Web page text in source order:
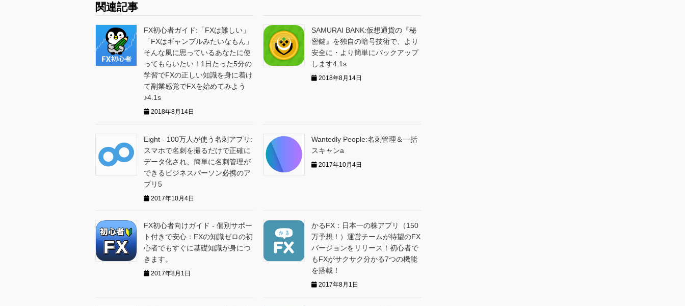
関連記事
FX初心者ガイド:「FXは難しい」
「FXはギャンブルみたいなもん」
そんな風に思っているあなたに使
ってもらいたい！1日たった5分の
学習でFXの正しい知識を身に着け
て副業感覚でFXを始めてみよう
♪4.1s
2018年8月14日
SAMURAI BANK:仮想通貨の『秘
密鍵』を独自の暗号技術で、より
安全に・より簡単にバックアップ
します4.1s
2018年8月14日
Eight - 100万人が使う名刺アプリ:
スマホで名刺を撮るだけで正確に
データ化され、簡単に名刺管理が
できるビジネスパーソン必携のア
プリ5
2017年10月4日
Wantedly People:名刺管理＆一括
スキャンa
2017年10月4日
FX初心者向けガイド - 個別サポー
ト付きで安心：FXの知識ゼロの初
心者でもすぐに基礎知識が身につ
きます。
2017年8月1日
かるFX：日本一の株アプリ（150
万予想！）運営チームが待望のFX
バージョンをリリース！初心者で
もFXがサクサク分かる7つの機能
を搭載！
2017年8月1日